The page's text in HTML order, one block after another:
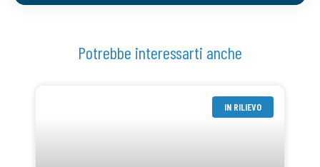
Potrebbe interessarti anche
IN RILIEVO